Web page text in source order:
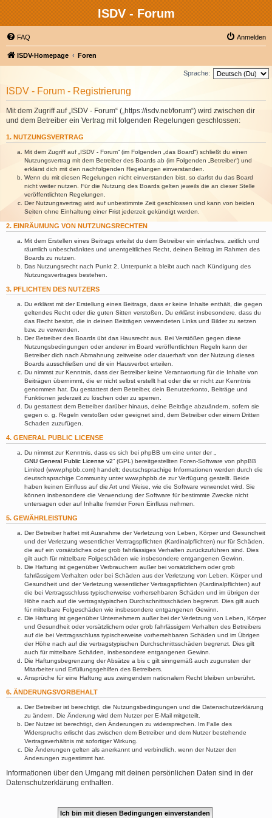
ISDV - Forum
FAQ Anmelden
ISDV-Homepage Foren
Sprache:
ISDV - Forum - Registrierung
Mit dem Zugriff auf „ISDV - Forum“ („https://isdv.net/forum“) wird zwischen dir
und dem Betreiber ein Vertrag mit folgenden Regelungen geschlossen:
1. NUTZUNGSVERTRAG
Mit dem Zugriff auf „ISDV - Forum“ (im Folgenden „das Board“) schließt du einen
Nutzungsvertrag mit dem Betreiber des Boards ab (im Folgenden „Betreiber“) und
erklärst dich mit den nachfolgenden Regelungen einverstanden.
Wenn du mit diesen Regelungen nicht einverstanden bist, so darfst du das Board
nicht weiter nutzen. Für die Nutzung des Boards gelten jeweils die an dieser Stelle
veröffentlichten Regelungen.
Der Nutzungsvertrag wird auf unbestimmte Zeit geschlossen und kann von beiden
Seiten ohne Einhaltung einer Frist jederzeit gekündigt werden.
2. EINRÄUMUNG VON NUTZUNGSRECHTEN
Mit dem Erstellen eines Beitrags erteilst du dem Betreiber ein einfaches, zeitlich und
räumlich unbeschränktes und unentgeltliches Recht, deinen Beitrag im Rahmen des
Boards zu nutzen.
Das Nutzungsrecht nach Punkt 2, Unterpunkt a bleibt auch nach Kündigung des
Nutzungsvertrages bestehen.
3. PFLICHTEN DES NUTZERS
Du erklärst mit der Erstellung eines Beitrags, dass er keine Inhalte enthält, die gegen
geltendes Recht oder die guten Sitten verstoßen. Du erklärst insbesondere, dass du
das Recht besitzt, die in deinen Beiträgen verwendeten Links und Bilder zu setzen
bzw. zu verwenden.
Der Betreiber des Boards übt das Hausrecht aus. Bei Verstößen gegen diese
Nutzungsbedingungen oder anderer im Board veröffentlichten Regeln kann der
Betreiber dich nach Abmahnung zeitweise oder dauerhaft von der Nutzung dieses
Boards ausschließen und dir ein Hausverbot erteilen.
Du nimmst zur Kenntnis, dass der Betreiber keine Verantwortung für die Inhalte von
Beiträgen übernimmt, die er nicht selbst erstellt hat oder die er nicht zur Kenntnis
genommen hat. Du gestattest dem Betreiber, dein Benutzerkonto, Beiträge und
Funktionen jederzeit zu löschen oder zu sperren.
Du gestattest dem Betreiber darüber hinaus, deine Beiträge abzuändern, sofern sie
gegen o. g. Regeln verstoßen oder geeignet sind, dem Betreiber oder einem Dritten
Schaden zuzufügen.
4. GENERAL PUBLIC LICENSE
Du nimmst zur Kenntnis, dass es sich bei phpBB um eine unter der „
GNU General Public License v2“ (GPL) bereitgestellten Foren-Software von phpBB
Limited (www.phpbb.com) handelt; deutschsprachige Informationen werden durch die
deutschsprachige Community unter www.phpbb.de zur Verfügung gestellt. Beide
haben keinen Einfluss auf die Art und Weise, wie die Software verwendet wird. Sie
können insbesondere die Verwendung der Software für bestimmte Zwecke nicht
untersagen oder auf Inhalte fremder Foren Einfluss nehmen.
5. GEWÄHRLEISTUNG
Der Betreiber haftet mit Ausnahme der Verletzung von Leben, Körper und Gesundheit
und der Verletzung wesentlicher Vertragspflichten (Kardinalpflichten) nur für Schäden,
die auf ein vorsätzliches oder grob fahrlässiges Verhalten zurückzuführen sind. Dies
gilt auch für mittelbare Folgeschäden wie insbesondere entgangenen Gewinn.
Die Haftung ist gegenüber Verbrauchern außer bei vorsätzlichem oder grob
fahrlässigem Verhalten oder bei Schäden aus der Verletzung von Leben, Körper und
Gesundheit und der Verletzung wesentlicher Vertragspflichten (Kardinalpflichten) auf
die bei Vertragsschluss typischerweise vorhersehbaren Schäden und im übrigen der
Höhe nach auf die vertragstypischen Durchschnittsschäden begrenzt. Dies gilt auch
für mittelbare Folgeschäden wie insbesondere entgangenen Gewinn.
Die Haftung ist gegenüber Unternehmern außer bei der Verletzung von Leben, Körper
und Gesundheit oder vorsätzlichem oder grob fahrlässigem Verhalten des Betreibers
auf die bei Vertragsschluss typischerweise vorhersehbaren Schäden und im Übrigen
der Höhe nach auf die vertragstypischen Durchschnittsschäden begrenzt. Dies gilt
auch für mittelbare Schäden, insbesondere entgangenen Gewinn.
Die Haftungsbegrenzung der Absätze a bis c gilt sinngemäß auch zugunsten der
Mitarbeiter und Erfüllungsgehilfen des Betreibers.
Ansprüche für eine Haftung aus zwingendem nationalem Recht bleiben unberührt.
6. ÄNDERUNGSVORBEHALT
Der Betreiber ist berechtigt, die Nutzungsbedingungen und die Datenschutzerklärung
zu ändern. Die Änderung wird dem Nutzer per E-Mail mitgeteilt.
Der Nutzer ist berechtigt, den Änderungen zu widersprechen. Im Falle des
Widerspruchs erlischt das zwischen dem Betreiber und dem Nutzer bestehende
Vertragsverhältnis mit sofortiger Wirkung.
Die Änderungen gelten als anerkannt und verbindlich, wenn der Nutzer den
Änderungen zugestimmt hat.
Informationen über den Umgang mit deinen persönlichen Daten sind in der
Datenschutzerklärung enthalten.